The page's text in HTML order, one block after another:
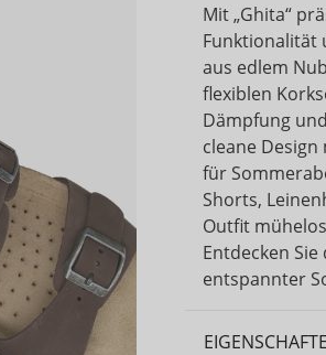
Mit „Ghita“
Funktionalität
aus edlem
flexiblen
Dämpfung
cleane
für
Shorts,
Outfit
Entdecken
entspannter